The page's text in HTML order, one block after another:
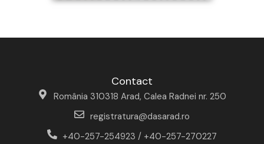
Contact
România 310318 Arad, Calea Radnei nr. 250
registratura@dasarad.ro
+40-257-254923 / +40-257-270227